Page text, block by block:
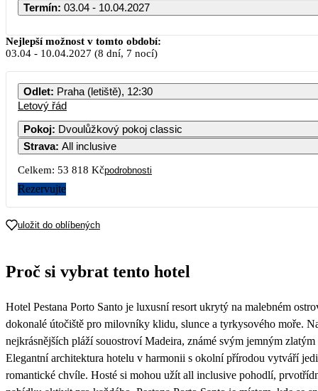
Termín: 03.04 - 10.04.2027
Duben 2027
PO ÚT ST ČT PÁ SO
26 909
Nejlepší možnost v tomto období:
03.04 - 10.04.2027 (8 dní, 7 nocí)
Odlet: Praha (letiště), 12:30
Letový řád
Pokoj: Dvoulůžkový pokoj classic
Strava: All inclusive
Celkem: 53 818 Kčpodrobnosti
Rezervujte
uložit do oblíbených
Proč si vybrat tento hotel
Hotel Pestana Porto Santo je luxusní resort ukrytý na malebném
dokonalé útočiště pro milovníky klidu, slunce a tyrkysového moře.
nejkrásnějších pláží souostroví Madeira, známé svým jemným
Elegantní architektura hotelu v harmonii s okolní přírodou vytváří
romantické chvíle. Hosté si mohou užít all inclusive pohodlí,